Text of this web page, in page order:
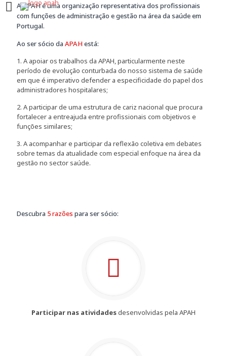
A APAH é uma organização representativa dos profissionais
com funções de administração e gestão na área da saúde em
Portugal.
Ao ser sócio da APAHestá:
1. A apoiar os trabalhos da APAH, particularmente neste
período de evolução conturbada do nosso sistema de saúde
em que é imperativo defender a especificidade do papel dos
administradores hospitalares;
2. A participar de uma estrutura de cariz nacional que procura
fortalecer a entreajuda entre profissionais com objetivos e
funções similares;
3. A acompanhar e participar da reflexão coletiva em debates
sobre temas da atualidade com especial enfoque na área da
gestão no sector saúde.
Descubra 5 razões para ser sócio:
Participar nas atividadesdesenvolvidas pela APAH